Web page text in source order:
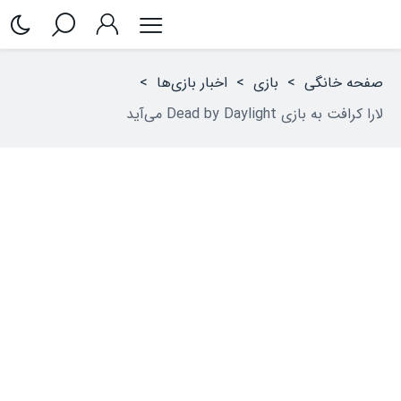
صفحه خانگی > بازی > اخبار بازی‌ها >
لارا کرافت به بازی Dead by Daylight می‌آید